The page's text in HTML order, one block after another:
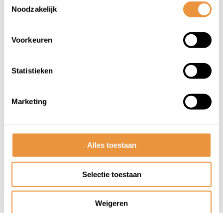
Noodzakelijk
Voorkeuren
Statistieken
Marketing
Alles toestaan
Selectie toestaan
Weigeren
125mL